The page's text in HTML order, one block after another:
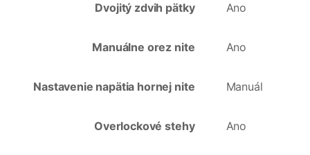
Dvojitý zdvih pätky Ano
Manuálne orez nite Ano
Nastavenie napätia hornej nite Manuál
Overlockové stehy Ano